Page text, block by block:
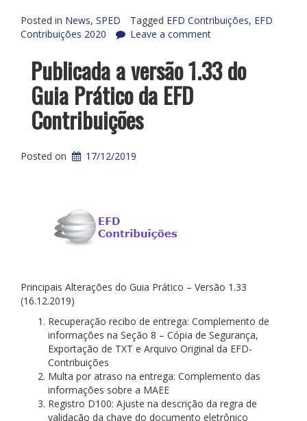
Posted in News, SPED Tagged EFD Contribuições, EFD
Contribuições 2020
Leave a comment
Publicada a versão 1.33 do
Guia Prático da EFD
Contribuições
Posted on 17/12/2019
Principais Alterações do Guia Prático – Versão 1.33
(16.12.2019)
Recuperação recibo de entrega: Complemento de
informações na Seção 8 – Cópia de Segurança,
Exportação de TXT e Arquivo Original da EFD-
Contribuições
Multa por atraso na entrega: Complemento das
informações sobre a MAEE
Registro D100: Ajuste na descrição da regra de
validação da chave do documento eletrônico